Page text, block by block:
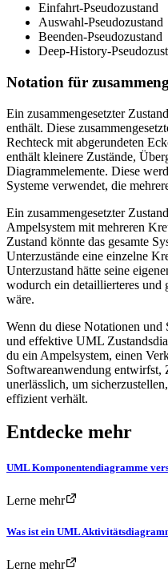
Einfahrt-Pseudozustand
Auswahl-Pseudozustand
Beenden-Pseudozustand
Deep-History-
Notation für
Ein zusammengesetzter
enthält. Diese
Rechteck mit abgerundeten
enthält kleinere Zustände,
Diagrammelemente. Diese
Systeme verwendet, die
Ein zusammengesetzter
Ampelsystem mit mehreren
Zustand könnte das gesamte
Unterzustände eine einzelne
Unterzustand hätte seine
wodurch ein detaillierteres und
wäre.
Wenn du diese Notationen und
und effektive UML
du ein Ampelsystem, einen
Softwareanwendung entwirfst,
unerlässlich, um
effizient verhält.
Entdecke mehr
UML Komponentendiagramme
Lerne mehr
Was ist ein UML
Lerne mehr